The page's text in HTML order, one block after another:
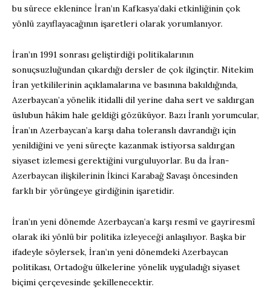
bu sürece eklenince İran’ın Kafkasya’daki etkinliğinin çok
yönlü zayıflayacağının işaretleri olarak yorumlanıyor.
İran’ın 1991 sonrası geliştirdiği politikalarının
sonuçsuzluğundan çıkardığı dersler de çok ilginçtir. Nitekim
İran yetkililerinin açıklamalarına ve basınına bakıldığında,
Azerbaycan’a yönelik itidalli dil yerine daha sert ve saldırgan
üslubun hâkim hale geldiği gözüküyor. Bazı İranlı yorumcular,
İran’ın Azerbaycan’a karşı daha toleranslı davrandığı için
yenildiğini ve yeni süreçte kazanmak istiyorsa saldırgan
siyaset izlemesi gerektiğini vurguluyorlar. Bu da İran-
Azerbaycan ilişkilerinin İkinci Karabağ Savaşı öncesinden
farklı bir yörüngeye girdiğinin işaretidir.
İran’ın yeni dönemde Azerbaycan’a karşı resmî ve gayriresmî
olarak iki yönlü bir politika izleyeceği anlaşılıyor. Başka bir
ifadeyle söylersek, İran’ın yeni dönemdeki Azerbaycan
politikası, Ortadoğu ülkelerine yönelik uyguladığı siyaset
biçimi çerçevesinde şekillenecektir.